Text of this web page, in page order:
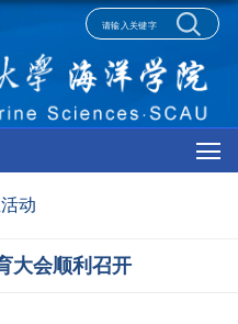
动
大会顺利召开